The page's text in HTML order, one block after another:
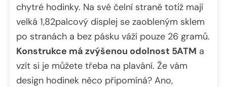
chytré hodinky. Na své čelní straně totiž mají
velká 1,82palcový displej se zaobleným sklem
po stranách a bez pásku váží pouze 26 gramů.
Konstrukce má zvýšenou odolnost 5ATM a
vzít si je můžete třeba na plavání. Že vám
design hodinek něco připomíná? Ano,